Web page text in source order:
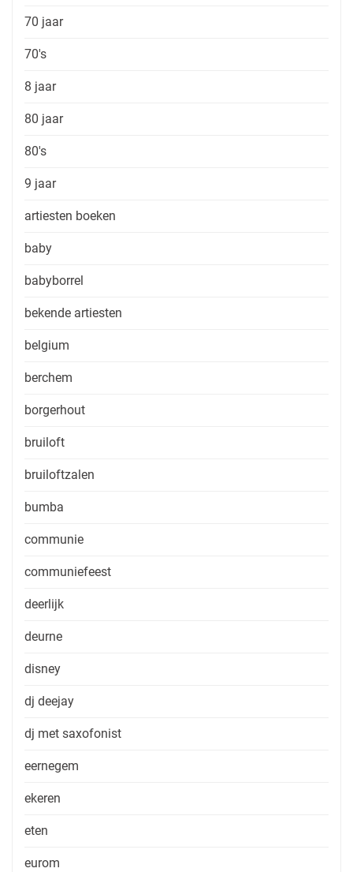
70 jaar
70's
8 jaar
80 jaar
80's
9 jaar
artiesten boeken
baby
babyborrel
bekende artiesten
belgium
berchem
borgerhout
bruiloft
bruiloftzalen
bumba
communie
communiefeest
deerlijk
deurne
disney
dj deejay
dj met saxofonist
eernegem
ekeren
eten
eurom